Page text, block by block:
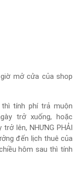
mở cửa của shop
tính phí trả muộn
trở xuống, hoặc
lên, NHƯNG PHẢI
đến lịch thuê của
hôm sau thì tính